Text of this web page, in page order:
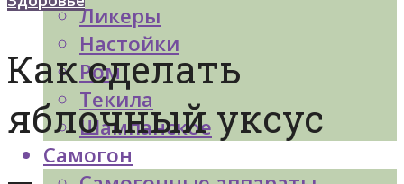
Ликеры
Настойки
Ром
Текила
Шампанское
Самогон
Как сделать
яблочный уксус